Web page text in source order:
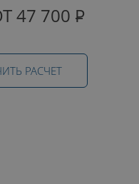
47 700 Р
РАСЧЕТ